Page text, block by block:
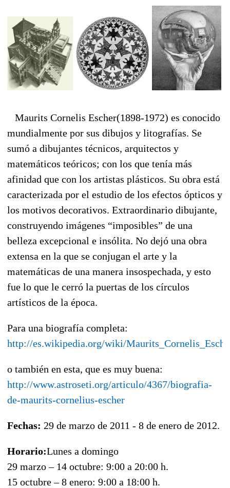
Maurits Cornelis Escher(1898-1972) es conocido
mundialmente por sus dibujos y litografías. Se
sumó a dibujantes técnicos, arquitectos y
matemáticos teóricos; con los que tenía más
afinidad que con los artistas plásticos. Su obra está
caracterizada por el estudio de los efectos ópticos y
los motivos decorativos. Extraordinario dibujante,
construyendo imágenes “imposibles” de una
belleza excepcional e insólita. No dejó una obra
extensa en la que se conjugan el arte y la
matemáticas de una manera insospechada, y esto
fue lo que le cerró la puertas de los círculos
artísticos de la época.
Para una biografía completa:
http://es.wikipedia.org/wiki/
o también en esta, que es muy buena:
http://www.astroseti.org/articulo/4367/biografia-
de-maurits-cornelius-escher
Fechas: 29 de marzo de 2011 - 8 de enero de 2012.
Horario:Lunes a domingo
29 marzo – 14 octubre: 9:00 a 20:00 h.
15 octubre – 8 enero: 9:00 a 18:00 h.